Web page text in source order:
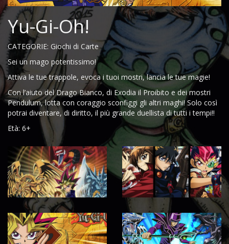
Yu-Gi-Oh!
CATEGORIE: Giochi di Carte
Sei un mago potentissimo!
Attiva le tue trappole, evoca i tuoi mostri, lancia le tue magie!
Con l’aiuto del Drago Bianco, di Exodia il Proibito e dei mostri
Pendulum, lotta con coraggio sconfiggi gli altri maghi! Solo così
potrai diventare, di diritto, il più grande duellista di tutti i tempi!!
Età: 6+